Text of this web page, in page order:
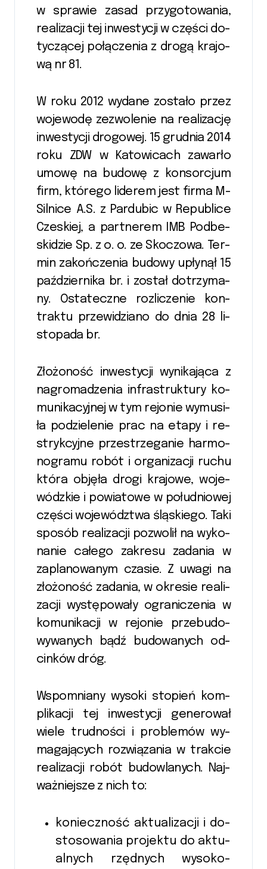
w spra­wie zasad przy­go­towa­nia,
re­ali­zacji tej in­we­sty­cji w czę­ści do­
ty­czą­cej po­łą­cze­nia z drogą kra­jo­
wą nr 81.
W roku 2012 wy­da­ne zo­stało przez
wo­je­wodę ze­zwo­lenie na re­ali­zację
in­we­sty­cji dro­go­wej. 15 grud­nia 2014
roku ZDW w Ka­to­wi­cach za­warło
umowę na bu­do­wę z kon­sor­cjum
firm, któ­re­go li­de­rem jest firma M-
Sil­nice A.S. z Par­du­bic w Re­pu­bli­ce
Cze­skiej, a part­ne­rem IMB Pod­be­
ski­dzie Sp. z o. o. ze Sko­czowa. Ter­
min za­koń­cze­nia bu­do­wy u­pły­nął 15
paź­dzier­nika br. i zo­stał do­trzy­ma­
ny. Osta­tecz­ne roz­li­cze­nie kon­
trak­tu prze­wi­dzia­no do dnia 28 li­
sto­pa­da br.
Zło­żoność in­we­sty­cji wy­ni­ka­ją­ca z
na­gro­madze­nia in­fra­struk­tury ko­
mu­ni­ka­cyj­nej w tym re­jo­nie wy­mu­si­
ła po­dzie­lenie prac na etapy i re­
stryk­cyj­ne prze­strzega­nie har­mo­
nogramu robót i or­ga­ni­zacji ruchu
która ob­ję­ła drogi kra­jo­we, wo­je­
wódz­kie i po­wia­towe w po­łu­dniowej
czę­ści wo­je­wódz­twa ślą­skie­go. Taki
spo­sób re­ali­zacji po­zwolił na wy­ko­
na­nie ca­łe­go za­kresu za­dania w
za­plano­wanym cza­sie. Z uwagi na
zło­żoność za­dania, w o­kre­sie re­ali­
zacji wy­stę­po­wa­ły o­gra­ni­cze­nia w
ko­mu­ni­ka­cji w re­jo­nie przebu­do­
wywanych bądź bu­do­wa­nych od­
cin­ków dróg.
Wspo­mnia­ny wy­so­ki sto­pień kom­
pli­ka­cji tej in­we­sty­cji ge­nero­wał
wiele trud­no­ści i pro­ble­mów wy­
ma­gają­cych roz­wią­za­nia w trak­cie
re­ali­zacji robót bu­dow­la­nych. Naj­
waż­niej­sze z nich to:
ko­niecz­ność ak­tu­ali­zacji i do­
stosowa­nia pro­jek­tu do ak­tu­
al­nych rzęd­nych wy­so­ko­